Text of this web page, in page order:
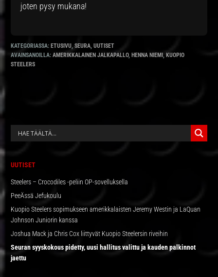
joten pysy mukana!
KATEGORIASSA: ETUSIVU,SEURA,UUTISET
AVAINSANOILLA:AMERIKKALAINEN JALKAPALLO, HENNA NIEMI , KUOPIO
STEELERS
ENSISIJAINEN
UUTISET
Steelers – Crocodiles -peliin OP-sovelluksella
PeeÄssä Jefukoulu
Kuopio Steelers sopimukseen amerikkalaisten Jeremy Westin ja LaQuan
Johnson Juniorin kanssa
Joshua Mack ja Chris Cox liittyvät Kuopio Steelersin riveihin
Seuran syyskokous pidetty, uusi hallitus valittu ja kauden palkinnot
jaettu